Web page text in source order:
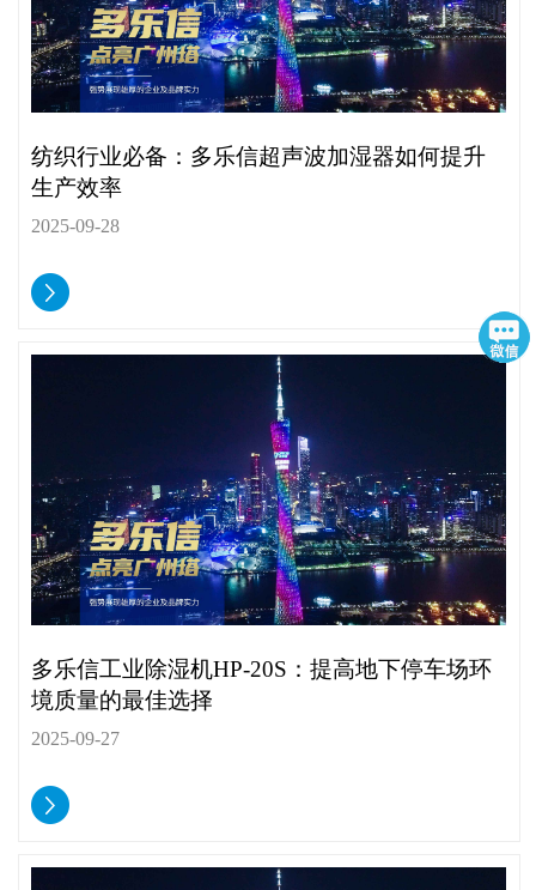
纺织行业必备：多乐信超声波加湿器如何提升
生产效率
2025-09-28
多乐信工业除湿机HP-20S：提高地下停车场环
境质量的最佳选择
2025-09-27